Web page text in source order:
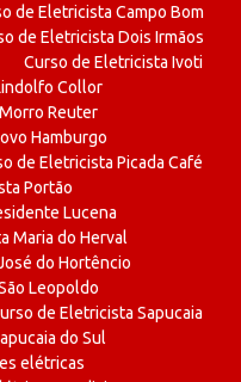
de Eletricista Campo Bom
de Eletricista Dois Irmãos
Curso de Eletricista Ivoti
Collor
Reuter
Hamburgo
de Eletricista Picada Café
Portão
Lucena
Maria do Herval
do Hortêncio
Leopoldo
de Eletricista Sapucaia
do Sul
elétricas